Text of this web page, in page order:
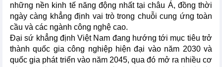
những nền kinh tế năng động nhất tại châu Á, đồng thời
ngày càng khẳng định vai trò trong chuỗi cung ứng toàn
cầu và các ngành công nghệ cao.
Đại sứ khẳng định Việt Nam đang hướng tới mục tiêu trở
thành quốc gia công nghiệp hiện đại vào năm 2030 và
quốc gia phát triển vào năm 2045, qua đó mở ra nhiều cơ